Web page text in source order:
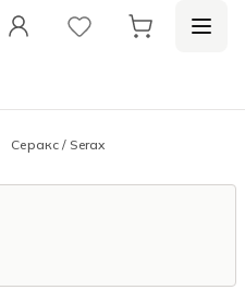
Серакс / Serax